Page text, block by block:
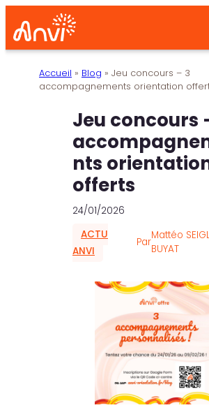
au
contenu
Accueil » Blog » Jeu concours – 3
accompagnements orientation
Jeu concours
nts
offerts
24/01/2026
ACTU
ANVI
Par
Mattéo
BUYAT